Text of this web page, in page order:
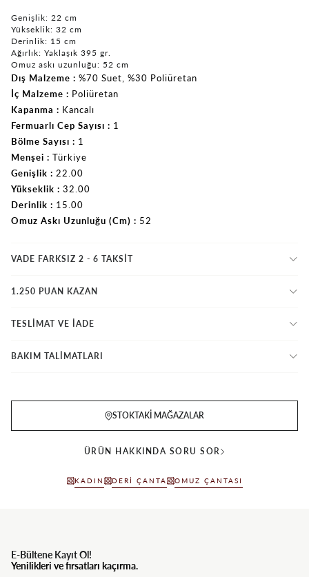
Genişlik: 22 cm
Yükseklik: 32 cm
Derinlik: 15 cm
Ağırlık: Yaklaşık 395 gr.
Omuz askı uzunluğu: 52 cm
Dış Malzeme %70 Suet %30 Poliüretan
İç Malzeme
Poliüretan
Kapanma
Kancalı
Fermuarlı Cep Sayısı
1
Bölme Sayısı
1
Menşei
Türkiye
Genişlik
22.00
Yükseklik
32.00
Derinlik
15.00
Omuz Askı Uzunluğu (Cm)
52
VADE FARKSIZ 2 - 6 TAKSIT
1.250 PUAN KAZAN
TESLİMAT VE İADE
BAKIM TALİMATLARI
STOKTAKI MAĞAZALAR
ÜRÜN HAKKINDA SORU SOR
KADIN DERI ÇANTA OMUZ ÇANTASI
E-Bültene Kayıt Ol!
Yenilikleri ve fırsatları kaçırma.